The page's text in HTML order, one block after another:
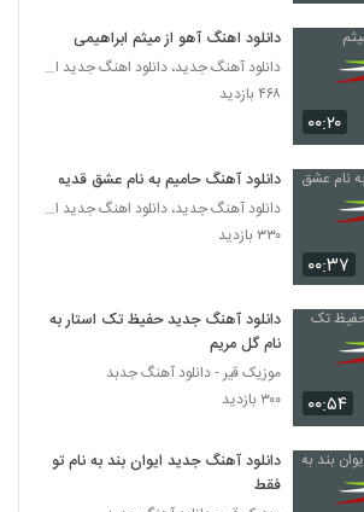
۰۰:۲۰
دانلود اهنگ آهو از میثم ابراهیمی
دانلود آهنگ جدید، دانلود اهنگ جدید ایرانی
۴۶۸ بازدید
۰۰:۳۷
دانلود آهنگ حامیم به نام عشق قدیمی
دانلود آهنگ جدید، دانلود اهنگ جدید ایرانی
۳۳۰ بازدید
۰۰:۵۴
دانلود آهنگ جدید حفیظ تک استار به
نام گل مریم
موزیک قیر - دانلود آهنگ جدبد
۳۰۰ بازدید
دانلود آهنگ جدید ایوان بند به نام تو
فقط